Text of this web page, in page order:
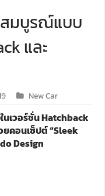
สมบูรณ์แบบ
และ
New Car
เวอร์ชั่น Hatchback
คอนเซ็ปต์ “Sleek
Design